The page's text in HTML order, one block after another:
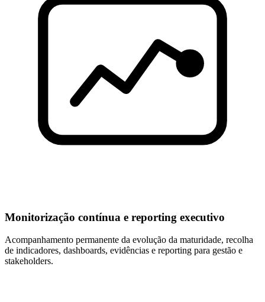
Monitorização contínua e reporting executivo
Acompanhamento permanente da evolução da maturidade, recolha
de indicadores, dashboards, evidências e reporting para gestão e
stakeholders.